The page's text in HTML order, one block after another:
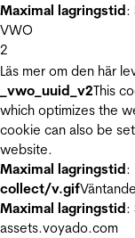
Maximal lagringstid:
VWO
2
Läs mer om den här
_vwo_uuid_v2This
which optimizes the
cookie can also be
website.
Maximal lagringstid:
collect/v.gifVäntande
Maximal lagringstid:
assets.voyado.com